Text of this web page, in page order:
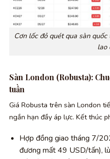
Cơn lốc đỏ quét qua sàn
lao
Sàn London (Robusta):
tuần
Giá Robusta trên sàn London
ngắn hạn đầy áp lực. Kết thúc
Hợp đồng giao tháng 7/
đương mất 49 USD/tấn),